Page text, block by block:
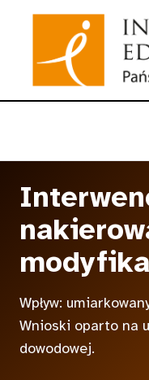
Wpływ:
Wnioski oparto na
dowodowej.